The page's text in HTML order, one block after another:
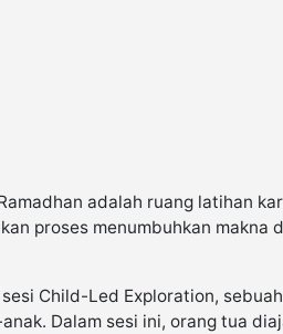
adalah ruang latihan
proses menumbuhkan makna
Child-Led Exploration,
Dalam sesi ini, orang tua